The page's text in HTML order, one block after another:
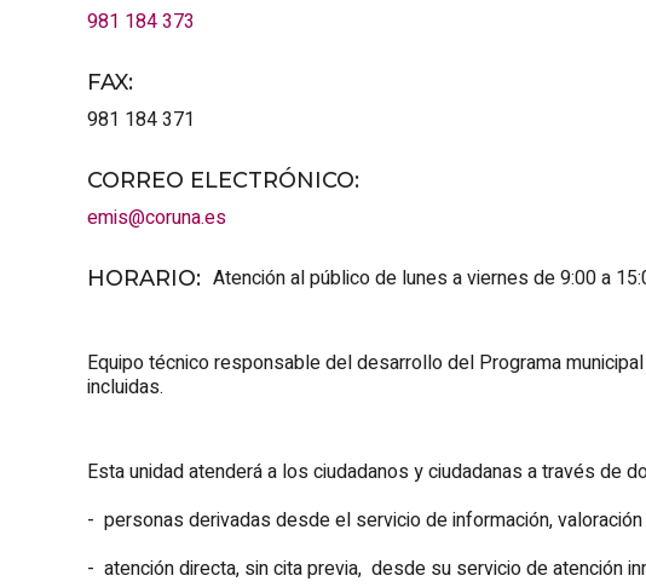
981 184 373
FAX:
981 184 371
CORREO ELECTRÓNICO:
emis@coruna.es
HORARIO: Atención al público de lunes a viernes de 9:00 a
Equipo técnico responsable del desarrollo del Programa
incluidas.
Esta unidad atenderá a los ciudadanos y ciudadanas a través de
- personas derivadas desde el servicio de información,
- atención directa, sin cita previa, desde su servicio de atención